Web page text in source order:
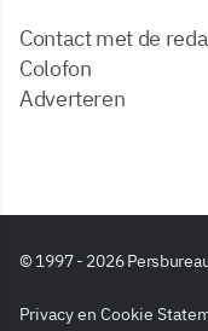
Contact met de
Colofon
Adverteren
© 1997 - 2026
Privacy en Cookie